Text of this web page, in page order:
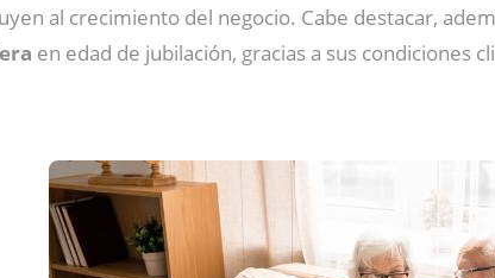
al crecimiento del negocio. Cabe destacar,
en edad de jubilación, gracias a sus condiciones